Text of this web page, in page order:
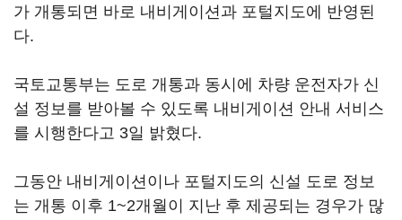
가 개통되면 바로 내비게이션과 포털지도에 반영된
다.
국토교통부는 도로 개통과 동시에 차량 운전자가 신
설 정보를 받아볼 수 있도록 내비게이션 안내 서비스
를 시행한다고 3일 밝혔다.
그동안 내비게이션이나 포털지도의 신설 도로 정보
는 개통 이후 1~2개월이 지난 후 제공되는 경우가 많